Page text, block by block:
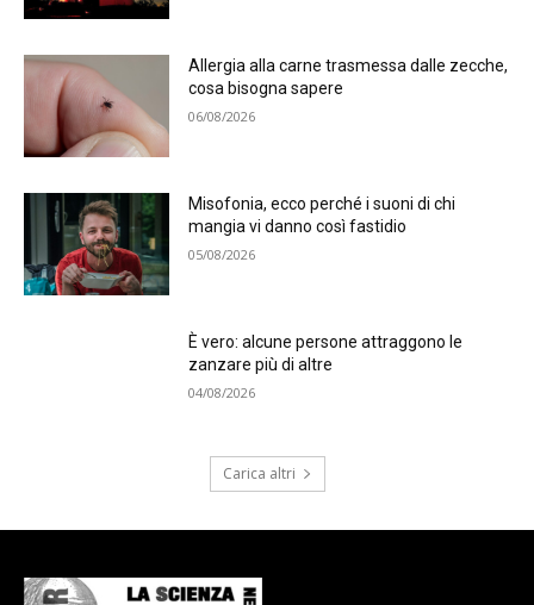
Allergia alla carne trasmessa dalle zecche,
cosa bisogna sapere
06/08/2026
Misofonia, ecco perché i suoni di chi
mangia vi danno così fastidio
05/08/2026
È vero: alcune persone attraggono le
zanzare più di altre
04/08/2026
Carica altri